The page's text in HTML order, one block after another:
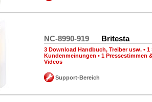
NC-8990-919 Britesta
3 Download Handbuch, Treiber usw. • 1
Kundenmeinungen • 1 Pressestimmen
Videos
Support-Bereich